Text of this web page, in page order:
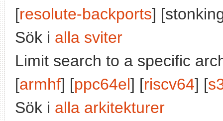
[resolute-backports]
Sök i alla sviter
Limit search to a specific
[armhf] [ppc64el] [riscv64] [
Sök i alla arkitekturer